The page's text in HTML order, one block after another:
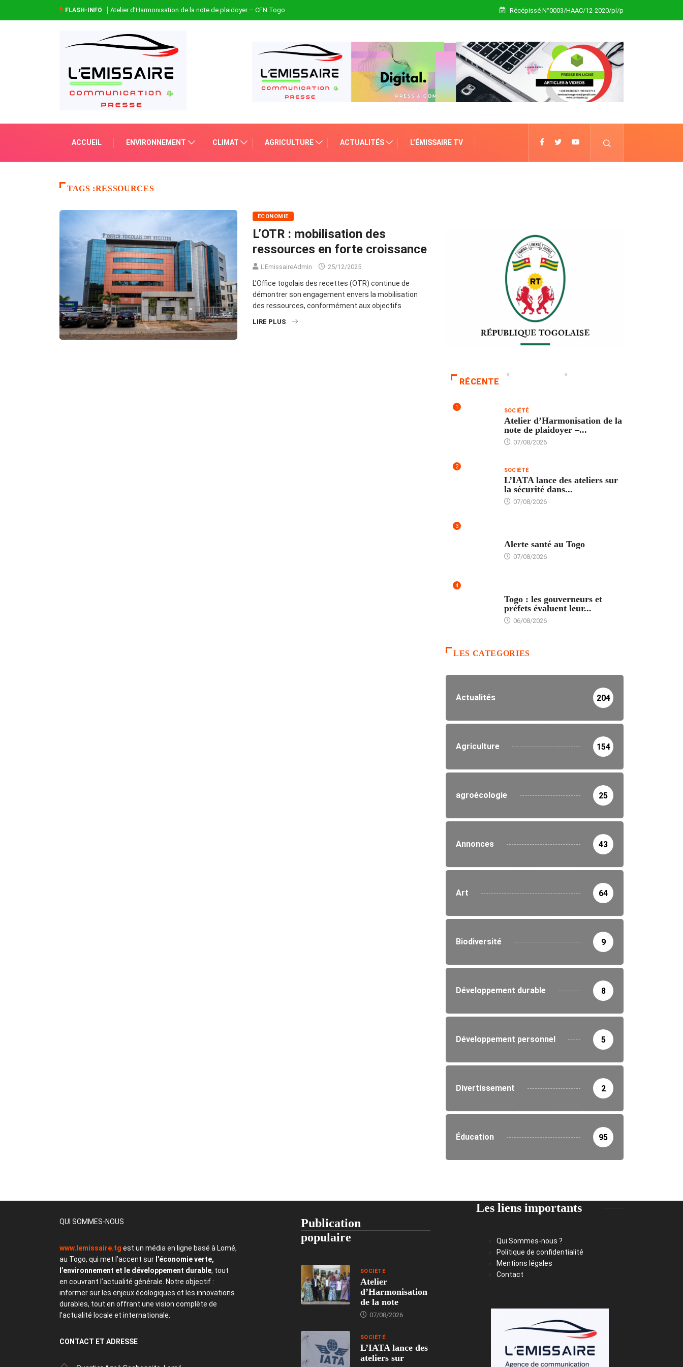
FLASH-INFO Atelier d’Harmonisation de la note de plaidoyer – CFN Togo Récépissé N°0003/HAAC/12-2020/pl/p
ACCUEIL ENVIRONNEMENT CLIMAT AGRICULTURE ACTUALITÉS L’ÉMISSAIRE TV
TAGS :RESSOURCES
ECONOMIE
L’OTR : mobilisation des
ressources en forte croissance
L'EmissaireAdmin 25/12/2025
L’Office togolais des recettes (OTR) continue de
démontrer son engagement envers la mobilisation
des ressources, conformément aux objectifs
LIRE PLUS
RÉCENTE
1 SOCIÉTÉ
Atelier d’Harmonisation de la
note de plaidoyer –...
07/08/2026
2 SOCIÉTÉ
L’IATA lance des ateliers sur
la sécurité dans...
07/08/2026
3
Alerte santé au Togo
07/08/2026
4
Togo : les gouverneurs et
préfets évaluent leur...
06/08/2026
LES CATEGORIES
Actualités 204
Agriculture 154
agroécologie 25
Annonces 43
Art 64
Biodiversité 9
Développement durable 8
Développement personnel 5
Divertissement 2
Éducation 95
QUI SOMMES-NOUS
www.lemissaire.tg est un média en ligne basé à Lomé,
au Togo, qui met l’accent sur l’économie verte,
l’environnement et le développement durable, tout
en couvrant l’actualité générale. Notre objectif :
informer sur les enjeux écologiques et les innovations
durables, tout en offrant une vision complète de
l’actualité locale et internationale.
CONTACT ET ADRESSE
Publication
populaire
SOCIÉTÉ
Atelier
d’Harmonisation
de la note
07/08/2026
SOCIÉTÉ
L’IATA lance des
ateliers sur
Les liens importants
Qui Sommes-nous ?
Politique de confidentialité
Mentions légales
Contact